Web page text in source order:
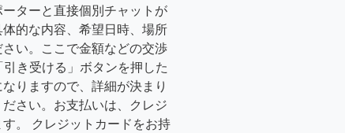
ターと直接個別チャットが
的な内容、希望日時、場所
い。ここで金額などの交渉
き受ける」ボタンを押した
りますので、詳細が決まり
さい。お支払いは、クレジ
。 クレジットカードをお持